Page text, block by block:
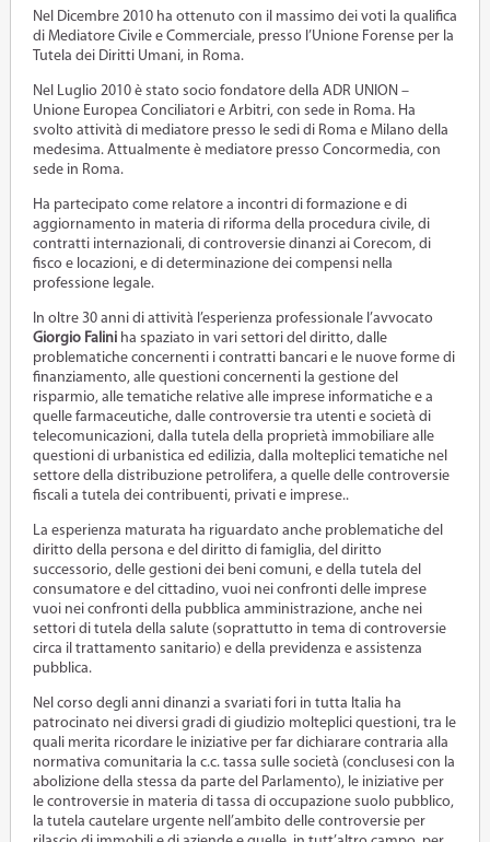
Nel Dicembre 2010 ha ottenuto con il massimo dei voti la qualifica
di Mediatore Civile e Commerciale, presso l’Unione Forense per la
Tutela dei Diritti Umani, in Roma.
Nel Luglio 2010 è stato socio fondatore della ADR UNION –
Unione Europea Conciliatori e Arbitri, con sede in Roma. Ha
svolto attività di mediatore presso le sedi di Roma e Milano della
medesima. Attualmente è mediatore presso Concormedia, con
sede in Roma.
Ha partecipato come relatore a incontri di formazione e di
aggiornamento in materia di riforma della procedura civile, di
contratti internazionali, di controversie dinanzi ai Corecom, di
fisco e locazioni, e di determinazione dei compensi nella
professione legale.
In oltre 30 anni di attività l’esperienza professionale l’avvocato
Giorgio Faliniha spaziato in vari settori del diritto, dalle
problematiche concernenti i contratti bancari e le nuove forme di
finanziamento, alle questioni concernenti la gestione del
risparmio, alle tematiche relative alle imprese informatiche e a
quelle farmaceutiche, dalle controversie tra utenti e società di
telecomunicazioni, dalla tutela della proprietà immobiliare alle
questioni di urbanistica ed edilizia, dalla molteplici tematiche nel
settore della distribuzione petrolifera, a quelle delle controversie
fiscali a tutela dei contribuenti, privati e imprese..
La esperienza maturata ha riguardato anche problematiche del
diritto della persona e del diritto di famiglia, del diritto
successorio, delle gestioni dei beni comuni, e della tutela del
consumatore e del cittadino, vuoi nei confronti delle imprese
vuoi nei confronti della pubblica amministrazione, anche nei
settori di tutela della salute (soprattutto in tema di controversie
circa il trattamento sanitario) e della previdenza e assistenza
pubblica.
Nel corso degli anni dinanzi a svariati fori in tutta Italia ha
patrocinato nei diversi gradi di giudizio molteplici questioni, tra le
quali merita ricordare le iniziative per far dichiarare contraria alla
normativa comunitaria la c.c. tassa sulle società (conclusesi con la
abolizione della stessa da parte del Parlamento), le iniziative per
le controversie in materia di tassa di occupazione suolo pubblico,
la tutela cautelare urgente nell’ambito delle controversie per